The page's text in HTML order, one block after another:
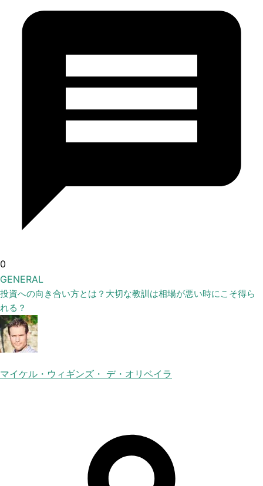
0
GENERAL
投資への向き合い方とは？大切な教訓は相場が悪い時にこそ得ら
れる？
マイケル・ウィギンズ・ デ・オリベイラ